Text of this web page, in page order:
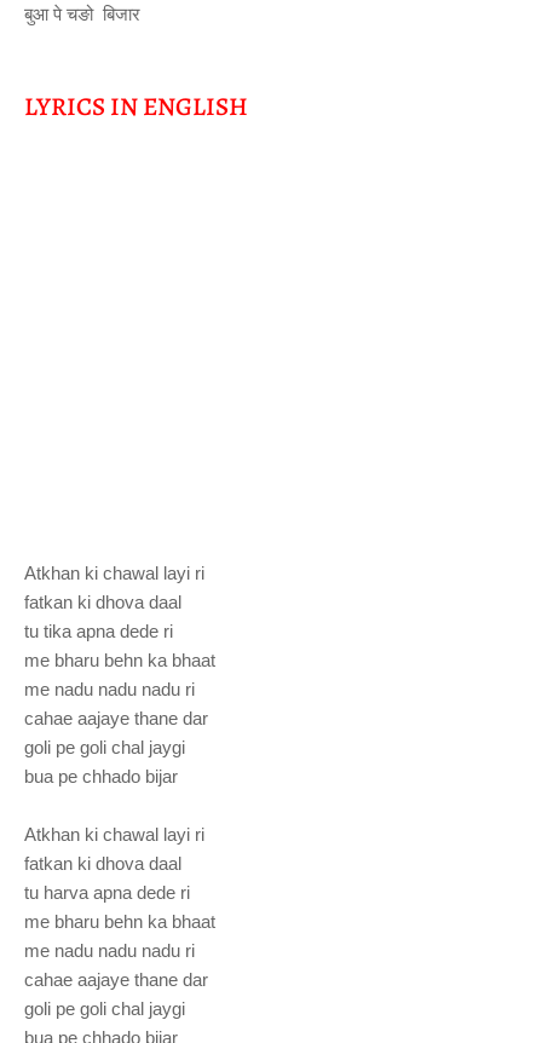
बुआ पे चङो बिजार
LYRICS IN ENGLISH
Atkhan ki chawal layi ri
fatkan ki dhova daal
tu tika apna dede ri
me bharu behn ka bhaat
me nadu nadu nadu ri
cahae aajaye thane dar
goli pe goli chal jaygi
bua pe chhado bijar
Atkhan ki chawal layi ri
fatkan ki dhova daal
tu harva apna dede ri
me bharu behn ka bhaat
me nadu nadu nadu ri
cahae aajaye thane dar
goli pe goli chal jaygi
bua pe chhado bijar